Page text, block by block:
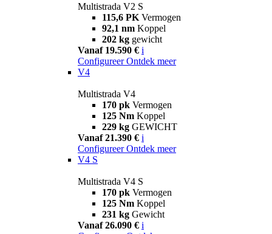
Multistrada V2 S
115,6 PK Vermogen
92,1 nm Koppel
202 kg gewicht
Vanaf 19.590 € i
Configureer Ontdek meer
V4
Multistrada V4
170 pk Vermogen
125 Nm Koppel
229 kg GEWICHT
Vanaf 21.390 € i
Configureer Ontdek meer
V4 S
Multistrada V4 S
170 pk Vermogen
125 Nm Koppel
231 kg Gewicht
Vanaf 26.090 € i